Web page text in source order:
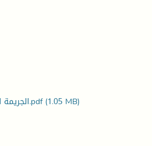
الجريمة الارهابية الالكترونية.pdf(1.05 MB)